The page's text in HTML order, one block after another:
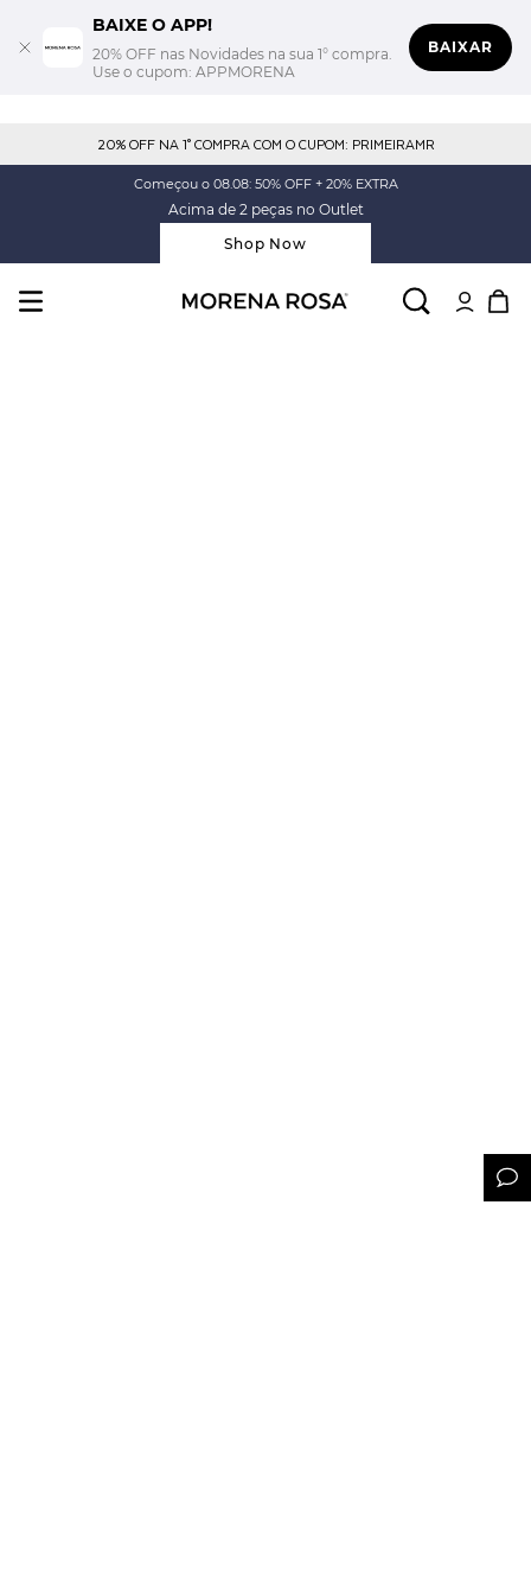
BAIXE O APP!
20% OFF nas Novidades na sua 1° compra.
Use o cupom: APPMORENA
BAIXAR
20% OFF NA 1° COMPRA COM O CUPOM: PRIMEIRAMR
Começou o 08.08: 50% OFF + 20% EXTRA
Acima de 2 peças no Outlet
Shop Now